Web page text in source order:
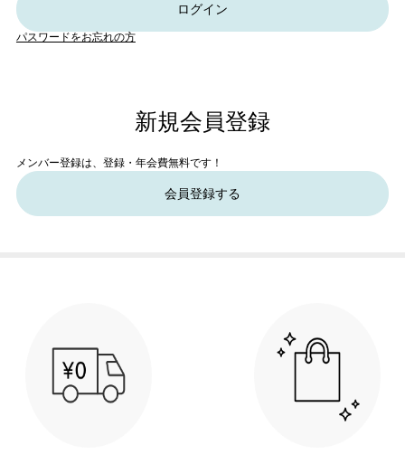
ログイン
パスワードをお忘れの方
新規会員登録
メンバー登録は、登録・年会費無料です！
会員登録する